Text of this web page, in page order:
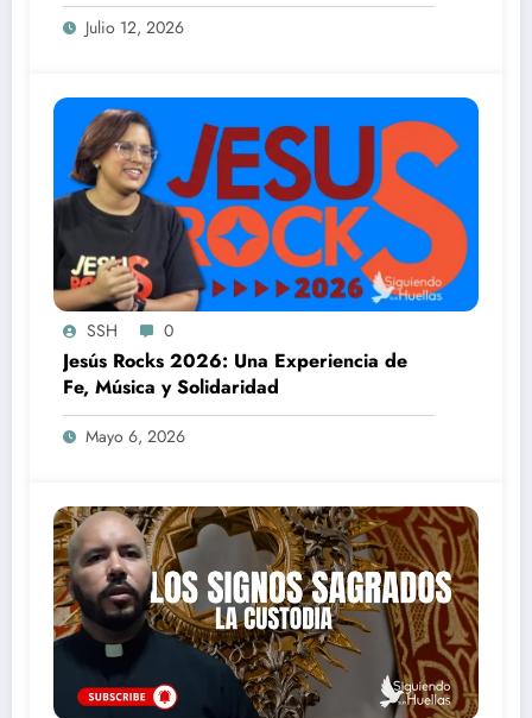
Julio 12, 2026
SSH 0
Jesús Rocks 2026: Una Experiencia de
Fe, Música y Solidaridad
Mayo 6, 2026